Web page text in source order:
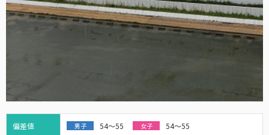
偏差値 男子 54～55 女子 54～55